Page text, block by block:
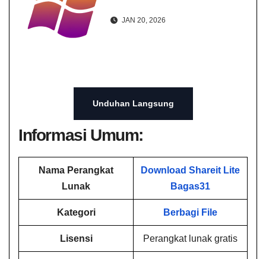
JAN 20, 2026
Unduhan Langsung
Informasi Umum:
Nama Perangkat
Lunak
Download Shareit Lite​
Bagas31
Kategori Berbagi File
Lisensi Perangkat lunak gratis